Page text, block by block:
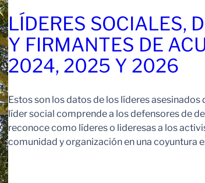
LÍDERES SOCIALES,
Y FIRMANTES DE
2024, 2025 Y 2026
Estos son los datos de los líderes
líder social comprende a los defensores de
reconoce como líderes o lideresas a los
comunidad y organización en una coyuntura